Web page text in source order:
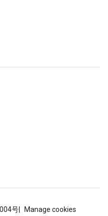
号 Manage cookies